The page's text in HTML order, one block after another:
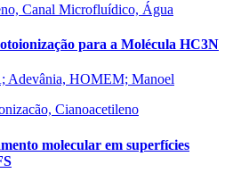
Canal Microfluídico, Água
para a Molécula HC3N
Adevânia, HOMEM; Manoel
Cianoacetileno
molecular em superfícies